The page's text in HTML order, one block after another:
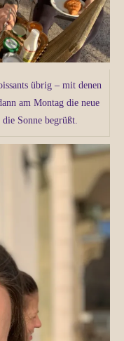
übrig – mit denen
am Montag die neue
Sonne begrüßt.